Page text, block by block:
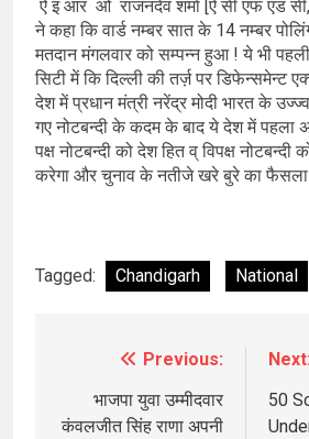
ऐ इ आर ओ राजनदेव शर्मा [ऐ सी एफ एंड
ने कहा कि वार्ड नम्बर सात के 14 नम्बर
मतदान मंगलवार को सम्पन्न हुआ ! ये भी
सिटी में कि दिल्ली की तर्ज़ पर डिफेन्समेन्ट
देश में प्रधान मंत्री नरेंद्र मोदी भारत के
गए नोटबन्दी के कदम के बाद ये देश में पहला
पक्ष नोटबन्दी को देश हित व् विपक्ष
करेगा और चुनाव के नतीजे खरे बुरे का
Tagged: Chandigarh National
navigation
Previous:
भाजपा युवा उम्मीदवार
कंवलजीत सिंह राणा अपनी
Next:
50